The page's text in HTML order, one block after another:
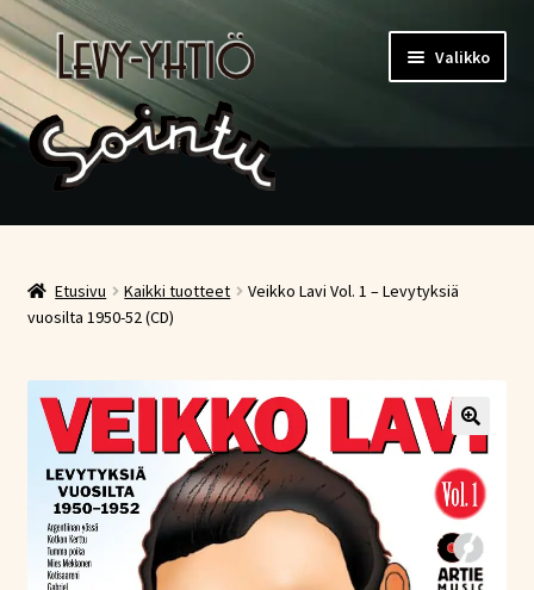
Siirry
navigointiin
Siirry
sisältöön
Valikko
Etusivu
Kauppa
Kassa
Oma tili
Tietoa meistä
Etusivu Kaikki tuotteet
Veikko Lavi Vol. 1 – Levytyksiä
vuosilta 1950-52 (CD)